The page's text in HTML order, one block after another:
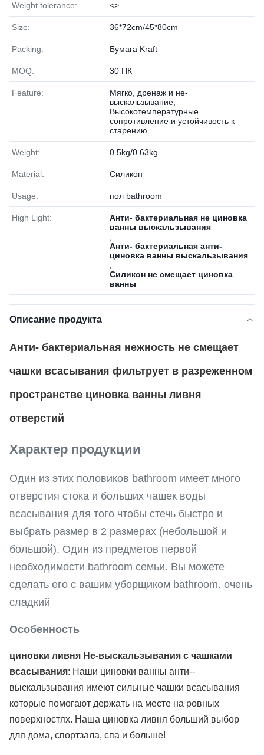
Weight tolerance: <>
Size: 36*72cm/45*80cm
Packing: Бумага Kraft
MOQ: 30 ПК
Feature:
Мягко, дренаж и не-
выскальзывание;
Высокотемпературные
сопротивление и устойчивость к
старению
Weight: 0.5kg/0.63kg
Material: Силикон
Usage: пол bathroom
High Light:
Анти- бактериальная не циновка
ванны выскальзывания
Анти- бактериальная анти-
циновка ванны выскальзывания
Силикон не смещает циновка
ванны
Описание продукта
Анти- бактериальная нежность не смещает
чашки всасывания фильтрует в разреженном
пространстве циновка ванны ливня
отверстий
Характер продукции
Один из этих половиков bathroom имеет много
отверстия стока и больших чашек воды
всасывания для того чтобы стечь быстро и
выбрать размер в 2 размерах (небольшой и
большой). Один из предметов первой
необходимости bathroom семьи. Вы можете
сделать его с вашим уборщиком bathroom. очень
сладкий
Особенность
циновки ливня Не-выскальзывания с чашками
всасывания: Наши циновки ванны анти--
выскальзывания имеют сильные чашки всасывания
которые помогают держать на месте на ровных
поверхностях. Наша циновка ливня больший выбор
для дома, спортзала, спа и больше!